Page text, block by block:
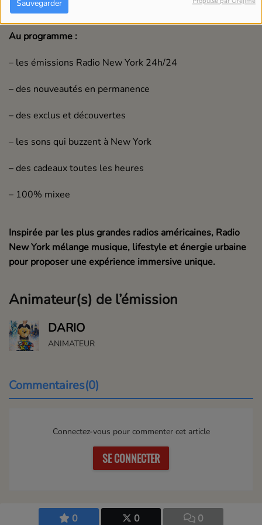
Sauvegarder
0 0 0
Au programme :
– les émissions Radio New York 24h/24
– des nouveautés en permanence
– des exclus et découvertes
– les sons qui buzzent à New York
– des cadeaux toutes les heures
– 100% mixee
Inspirée par les plus grandes radios américaines, Radio
New York mélange musique, lifestyle et énergie urbaine
pour proposer une expérience immersive unique.
Animateur(s) de l’émission
DARIO
ANIMATEUR
Commentaires(0)
Connectez-vous pour commenter cet article
SE CONNECTER